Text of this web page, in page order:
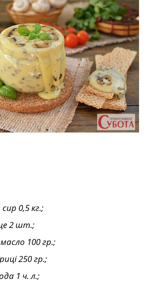
0,5 кг.;
2 шт.;
100 гр.;
250 гр.;
1 ч. л.;